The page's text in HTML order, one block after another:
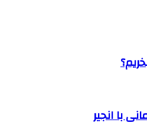
با انجیر